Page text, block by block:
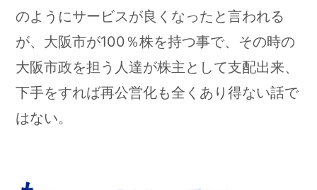
のようにサービスが良くなったと言われる
が、大阪市が100％株を持つ事で、その時の
大阪市政を担う人達が株主として支配出来、
下手をすれば再公営化も全くあり得ない話で
はない。